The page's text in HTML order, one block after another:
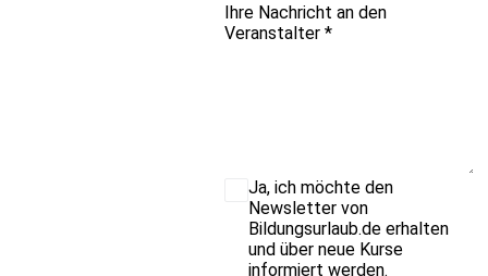
Ihre Nachricht an den
Veranstalter *
Ja, ich möchte den
Newsletter von
Bildungsurlaub.de erhalten
und über neue Kurse
informiert werden.